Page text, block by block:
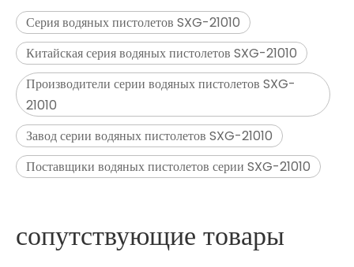
Серия водяных пистолетов SXG-21010
Китайская серия водяных пистолетов SXG-21010
Производители серии водяных пистолетов SXG-
21010
Завод серии водяных пистолетов SXG-21010
Поставщики водяных пистолетов серии SXG-21010
сопутствующие товары